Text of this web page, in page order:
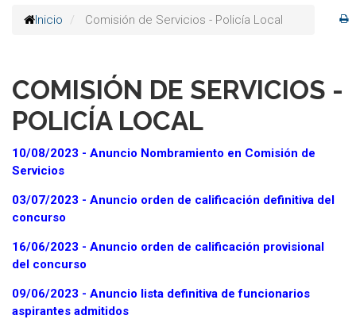
Mapa Inicio Comisión de Servicios - Policía Local
COMISIÓN DE SERVICIOS -
POLICÍA LOCAL
10/08/2023 - Anuncio Nombramiento en Comisión de
Servicios
03/07/2023 - Anuncio orden de calificación definitiva del
concurso
16/06/2023 - Anuncio orden de calificación provisional
del concurso
09/06/2023 - Anuncio lista definitiva de funcionarios
aspirantes admitidos